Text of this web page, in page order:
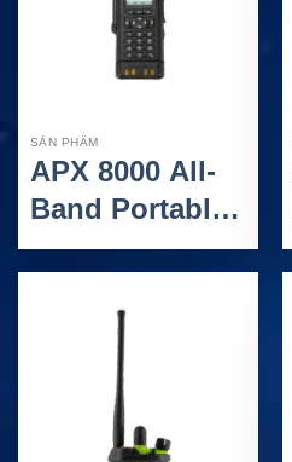
SẢN PHẨM
APX 8000 All-
Band Portable
Radio – Bộ
Band Hiệu Suất